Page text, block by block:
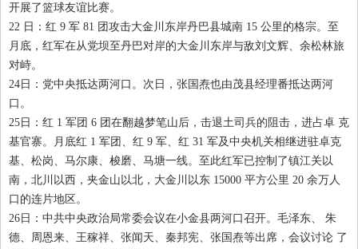
开展了篮球友谊比赛。
22 日：红 9 军 81 团攻击大金川东岸丹巴县城南 15 公里的格宗。至
月底，红军在从党坝至丹巴对岸的大金川东岸与敌刘文辉、余松林旅
对峙。
24 日：党中央抵达两河口。次日，张国焘也由茂县经理番抵达两河
口。
25 日：红 1 军团 6 团在翻越梦笔山后，击退土司兵的阻击，进占卓 克
基官寨。月底红 1 军团、红 9 军、红 31 军及中央机关相继进驻卓克
基、松岗、马尔康、梭磨、马塘一线。至此红军已控制了镇江关以
南，北川以西，夹金山以北，大金川以东 15000 平方公里 20 余万人
口的连片地区。
26 日：中共中央政治局常委会议在小金县两河口召开。毛泽东、 朱
德、周恩来、王稼祥、张闻天、秦邦宪、张国焘等出席，会议讨论 了